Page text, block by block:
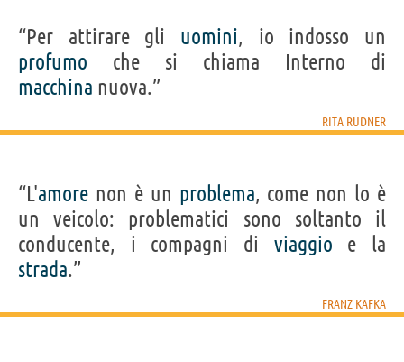
“Per attirare gli uomini, io indosso un
profumo che si chiama Interno di
macchina nuova.”
RITA RUDNER
“L'amore non è un problema, come non lo è
un veicolo: problematici sono soltanto il
conducente, i compagni di viaggio e la
strada.”
FRANZ KAFKA